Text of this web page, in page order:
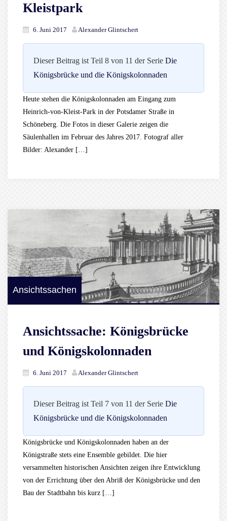
Kleistpark
6. Juni 2017 Alexander Glintschert
Dieser Beitrag ist Teil 8 von 11 der Serie Die
Königsbrücke und die Königskolonnaden
Heute stehen die Königskolonnaden am Eingang zum
Heinrich-von-Kleist-Park in der Potsdamer Straße in
Schöneberg. Die Fotos in dieser Galerie zeigen die
Säulenhallen im Februar des Jahres 2017. Fotograf aller
Bilder: Alexander […]
Ansichtssachen
Ansichtssache: Königsbrücke
und Königskolonnaden
6. Juni 2017 Alexander Glintschert
Dieser Beitrag ist Teil 7 von 11 der Serie Die
Königsbrücke und die Königskolonnaden
Königsbrücke und Königskolonnaden haben an der
Königstraße stets eine Ensemble gebildet. Die hier
versammelten historischen Ansichten zeigen ihre Entwicklung
von der Errichtung über den Abriß der Königsbrücke und den
Bau der Stadtbahn bis kurz […]